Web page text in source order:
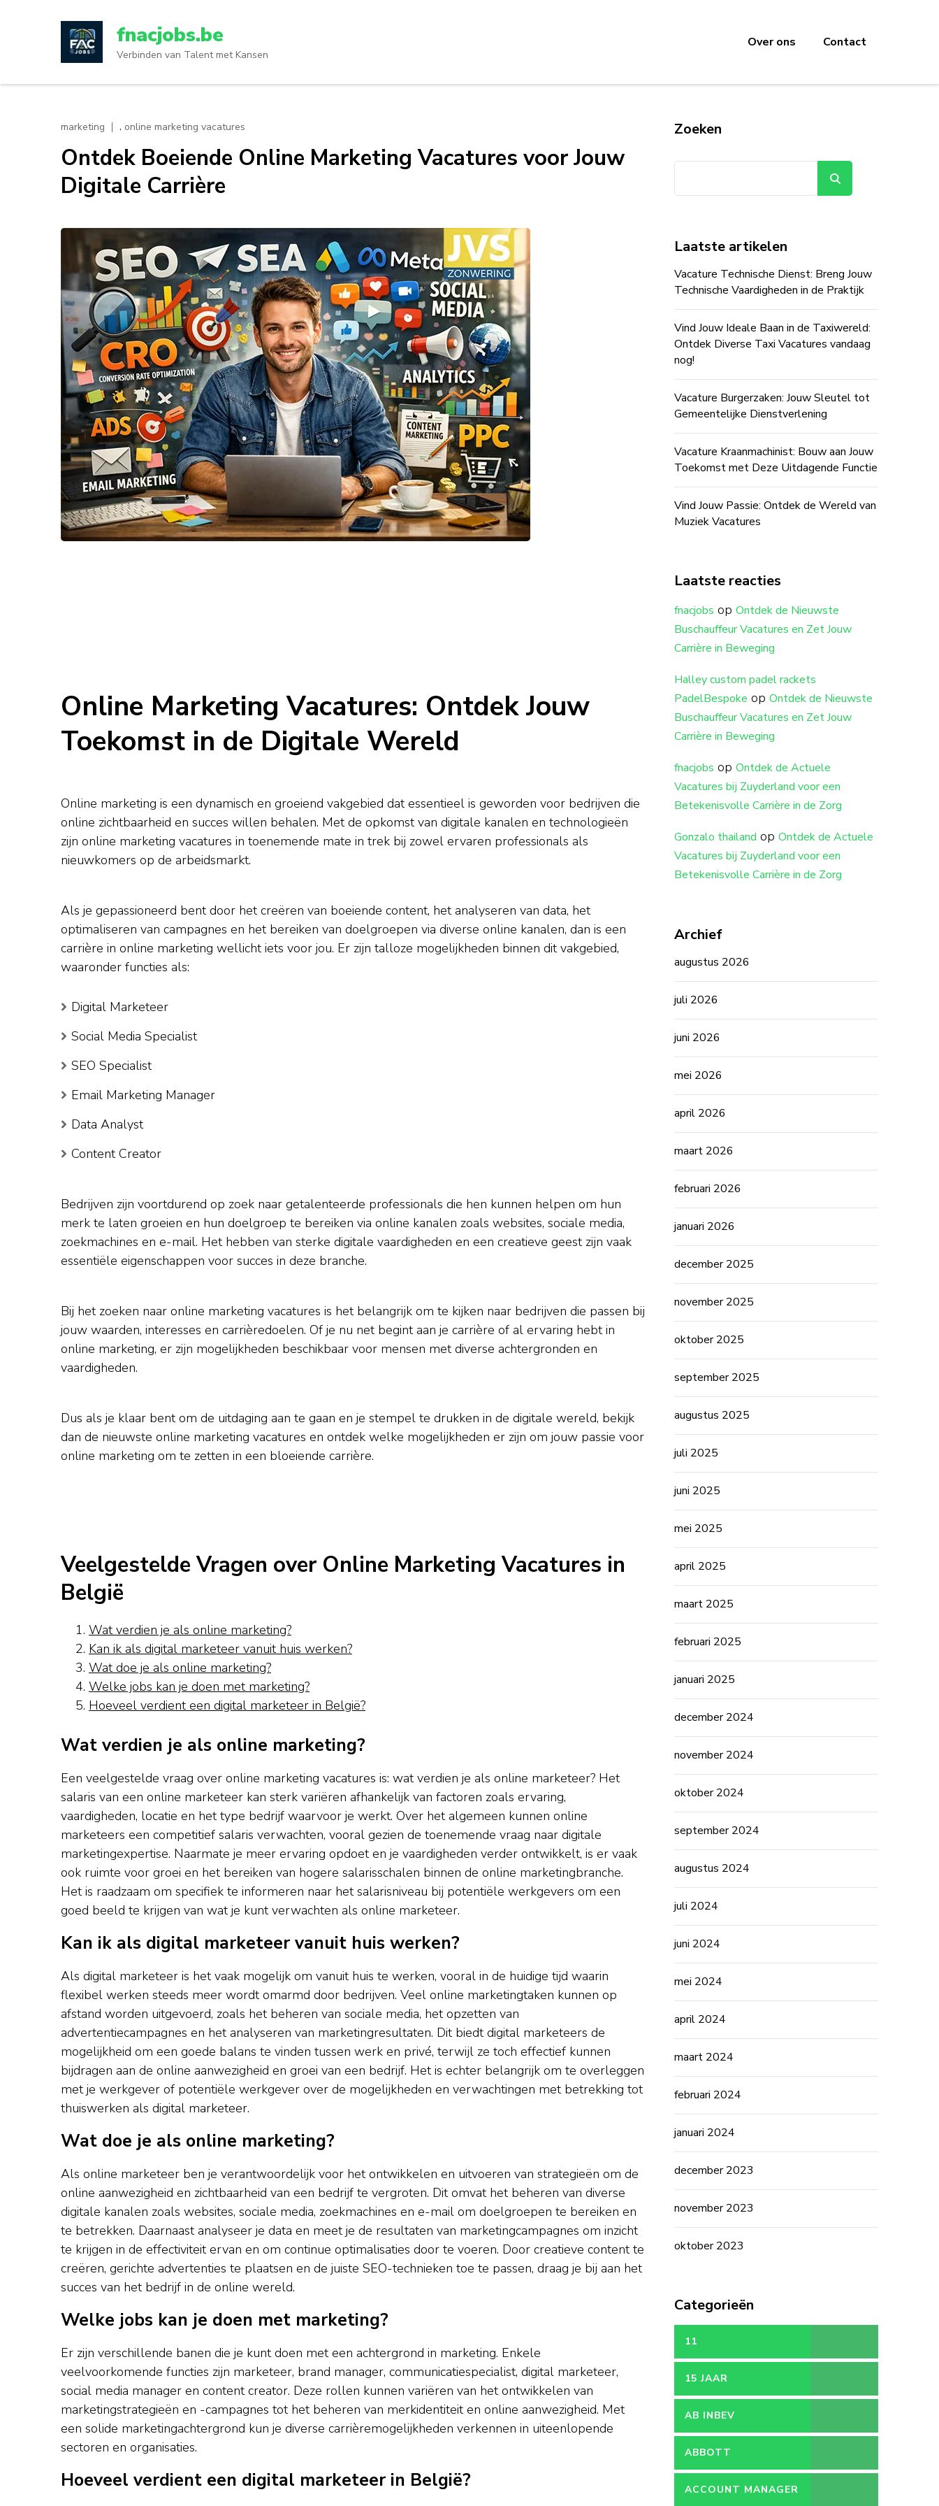
op
fnacjobs.be
Verbinden van Talent met Kansen
Over ons Contact
marketing , online marketing vacatures
Ontdek Boeiende Online Marketing Vacatures voor Jouw
Digitale Carrière
Online Marketing Vacatures: Ontdek Jouw
Toekomst in de Digitale Wereld
Online marketing is een dynamisch en groeiend vakgebied dat essentieel is geworden voor bedrijven die
online zichtbaarheid en succes willen behalen. Met de opkomst van digitale kanalen en technologieën
zijn online marketing vacatures in toenemende mate in trek bij zowel ervaren professionals als
nieuwkomers op de arbeidsmarkt.
Als je gepassioneerd bent door het creëren van boeiende content, het analyseren van data, het
optimaliseren van campagnes en het bereiken van doelgroepen via diverse online kanalen, dan is een
carrière in online marketing wellicht iets voor jou. Er zijn talloze mogelijkheden binnen dit vakgebied,
waaronder functies als:
Digital Marketeer
Social Media Specialist
SEO Specialist
Email Marketing Manager
Data Analyst
Content Creator
Bedrijven zijn voortdurend op zoek naar getalenteerde professionals die hen kunnen helpen om hun
merk te laten groeien en hun doelgroep te bereiken via online kanalen zoals websites, sociale media,
zoekmachines en e-mail. Het hebben van sterke digitale vaardigheden en een creatieve geest zijn vaak
essentiële eigenschappen voor succes in deze branche.
Bij het zoeken naar online marketing vacatures is het belangrijk om te kijken naar bedrijven die passen bij
jouw waarden, interesses en carrièredoelen. Of je nu net begint aan je carrière of al ervaring hebt in
online marketing, er zijn mogelijkheden beschikbaar voor mensen met diverse achtergronden en
vaardigheden.
Dus als je klaar bent om de uitdaging aan te gaan en je stempel te drukken in de digitale wereld, bekijk
dan de nieuwste online marketing vacatures en ontdek welke mogelijkheden er zijn om jouw passie voor
online marketing om te zetten in een bloeiende carrière.
Veelgestelde Vragen over Online Marketing Vacatures in
België
Wat verdien je als online marketing?
Kan ik als digital marketeer vanuit huis werken?
Wat doe je als online marketing?
Welke jobs kan je doen met marketing?
Hoeveel verdient een digital marketeer in België?
Wat verdien je als online marketing?
Een veelgestelde vraag over online marketing vacatures is: wat verdien je als online marketeer? Het
salaris van een online marketeer kan sterk variëren afhankelijk van factoren zoals ervaring,
vaardigheden, locatie en het type bedrijf waarvoor je werkt. Over het algemeen kunnen online
marketeers een competitief salaris verwachten, vooral gezien de toenemende vraag naar digitale
marketingexpertise. Naarmate je meer ervaring opdoet en je vaardigheden verder ontwikkelt, is er vaak
ook ruimte voor groei en het bereiken van hogere salarisschalen binnen de online marketingbranche.
Het is raadzaam om specifiek te informeren naar het salarisniveau bij potentiële werkgevers om een
goed beeld te krijgen van wat je kunt verwachten als online marketeer.
Kan ik als digital marketeer vanuit huis werken?
Als digital marketeer is het vaak mogelijk om vanuit huis te werken, vooral in de huidige tijd waarin
flexibel werken steeds meer wordt omarmd door bedrijven. Veel online marketingtaken kunnen op
afstand worden uitgevoerd, zoals het beheren van sociale media, het opzetten van
advertentiecampagnes en het analyseren van marketingresultaten. Dit biedt digital marketeers de
mogelijkheid om een goede balans te vinden tussen werk en privé, terwijl ze toch effectief kunnen
bijdragen aan de online aanwezigheid en groei van een bedrijf. Het is echter belangrijk om te overleggen
met je werkgever of potentiële werkgever over de mogelijkheden en verwachtingen met betrekking tot
thuiswerken als digital marketeer.
Wat doe je als online marketing?
Als online marketeer ben je verantwoordelijk voor het ontwikkelen en uitvoeren van strategieën om de
online aanwezigheid en zichtbaarheid van een bedrijf te vergroten. Dit omvat het beheren van diverse
digitale kanalen zoals websites, sociale media, zoekmachines en e-mail om doelgroepen te bereiken en
te betrekken. Daarnaast analyseer je data en meet je de resultaten van marketingcampagnes om inzicht
te krijgen in de effectiviteit ervan en om continue optimalisaties door te voeren. Door creatieve content te
creëren, gerichte advertenties te plaatsen en de juiste SEO-technieken toe te passen, draag je bij aan het
succes van het bedrijf in de online wereld.
Welke jobs kan je doen met marketing?
Er zijn verschillende banen die je kunt doen met een achtergrond in marketing. Enkele
veelvoorkomende functies zijn marketeer, brand manager, communicatiespecialist, digital marketeer,
social media manager en content creator. Deze rollen kunnen variëren van het ontwikkelen van
marketingstrategieën en -campagnes tot het beheren van merkidentiteit en online aanwezigheid. Met
een solide marketingachtergrond kun je diverse carrièremogelijkheden verkennen in uiteenlopende
sectoren en organisaties.
Hoeveel verdient een digital marketeer in België?
Zoeken
Laatste artikelen
Vacature Technische Dienst: Breng Jouw
Technische Vaardigheden in de Praktijk
Vind Jouw Ideale Baan in de Taxiwereld:
Ontdek Diverse Taxi Vacatures vandaag
nog!
Vacature Burgerzaken: Jouw Sleutel tot
Gemeentelijke Dienstverlening
Vacature Kraanmachinist: Bouw aan Jouw
Toekomst met Deze Uitdagende Functie
Vind Jouw Passie: Ontdek de Wereld van
Muziek Vacatures
Laatste reacties
fnacjobs op Ontdek de Nieuwste
Buschauffeur Vacatures en Zet Jouw
Carrière in Beweging
Halley custom padel rackets
PadelBespoke op Ontdek de Nieuwste
Buschauffeur Vacatures en Zet Jouw
Carrière in Beweging
fnacjobs op Ontdek de Actuele
Vacatures bij Zuyderland voor een
Betekenisvolle Carrière in de Zorg
Gonzalo thailand op Ontdek de Actuele
Vacatures bij Zuyderland voor een
Betekenisvolle Carrière in de Zorg
Archief
augustus 2026
juli 2026
juni 2026
mei 2026
april 2026
maart 2026
februari 2026
januari 2026
december 2025
november 2025
oktober 2025
september 2025
augustus 2025
juli 2025
juni 2025
mei 2025
april 2025
maart 2025
februari 2025
januari 2025
december 2024
november 2024
oktober 2024
september 2024
augustus 2024
juli 2024
juni 2024
mei 2024
april 2024
maart 2024
februari 2024
januari 2024
december 2023
november 2023
oktober 2023
Categorieën
11
15 JAAR
AB INBEV
ABBOTT
ACCOUNT MANAGER